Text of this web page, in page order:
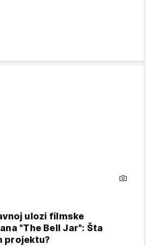
ulozi filmske
"The Bell Jar": Šta
projektu?